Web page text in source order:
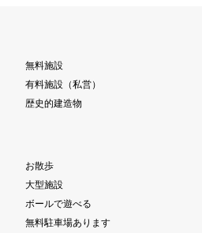
無料施設
有料施設（私営）
歴史的建造物
お散歩
大型施設
ボールで遊べる
無料駐車場あります